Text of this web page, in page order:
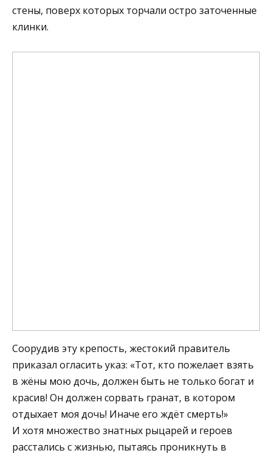
стены, поверх которых торчали остро заточенные
клинки.
Соорудив эту крепость, жестокий правитель
приказал огласить указ: «Тот, кто пожелает взять
в жёны мою дочь, должен быть не только богат и
красив! Он должен сорвать гранат, в котором
отдыхает моя дочь! Иначе его ждёт смерть!»
И хотя множество знатных рыцарей и героев
расстались с жизнью, пытаясь проникнуть в